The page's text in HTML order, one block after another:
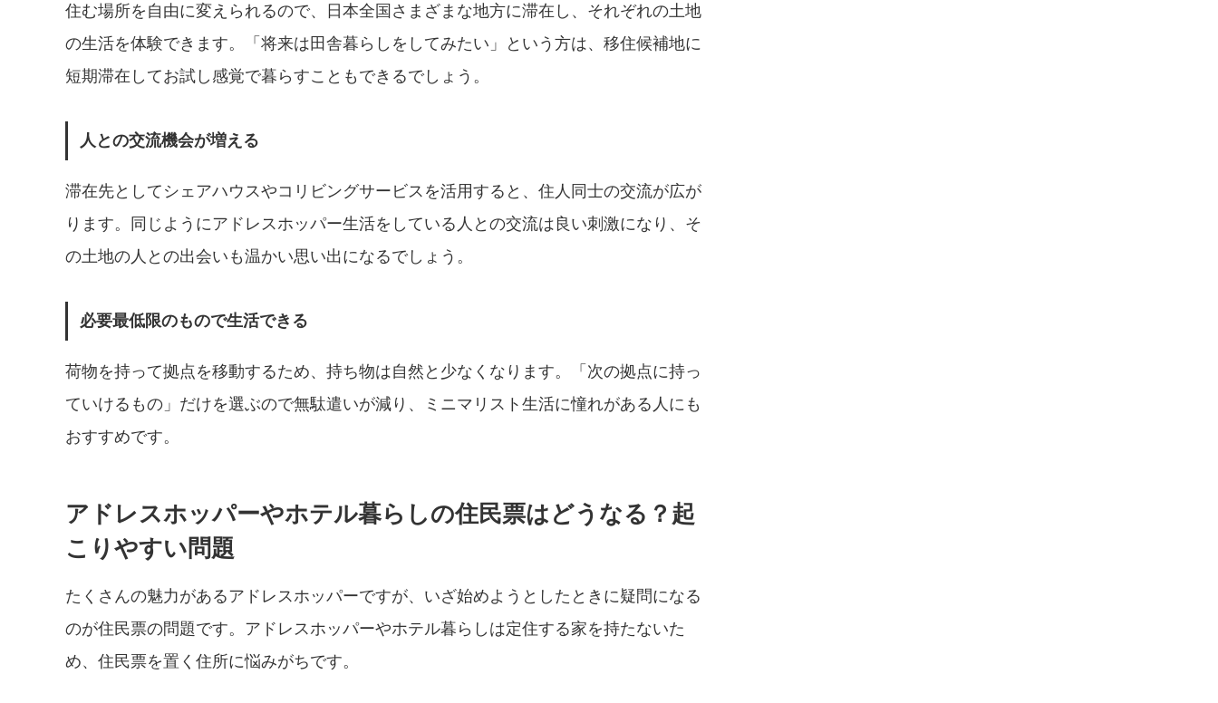
住む場所を自由に変えられるので、日本全国さまざまな地方に滞在し、それぞれの土地
の生活を体験できます。「将来は田舎暮らしをしてみたい」という方は、移住候補地に
短期滞在してお試し感覚で暮らすこともできるでしょう。
人との交流機会が増える
滞在先としてシェアハウスやコリビングサービスを活用すると、住人同士の交流が広が
ります。同じようにアドレスホッパー生活をしている人との交流は良い刺激になり、そ
の土地の人との出会いも温かい思い出になるでしょう。
必要最低限のもので生活できる
荷物を持って拠点を移動するため、持ち物は自然と少なくなります。「次の拠点に持っ
ていけるもの」だけを選ぶので無駄遣いが減り、ミニマリスト生活に憧れがある人にも
おすすめです。
アドレスホッパーやホテル暮らしの住民票はどうなる？起
こりやすい問題
たくさんの魅力があるアドレスホッパーですが、いざ始めようとしたときに疑問になる
のが住民票の問題です。アドレスホッパーやホテル暮らしは定住する家を持たないた
め、住民票を置く住所に悩みがちです。